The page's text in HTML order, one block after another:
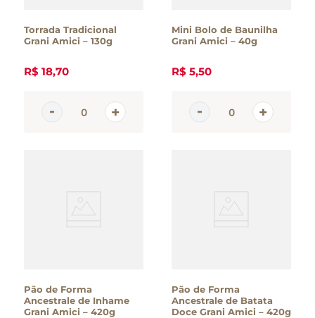
Torrada Tradicional
Grani Amici – 130g
R$ 18,70
Mini Bolo de Baunilha
Grani Amici – 40g
R$ 5,50
Pão de Forma
Ancestrale de Inhame
Grani Amici – 420g
Pão de Forma
Ancestrale de Batata
Doce Grani Amici – 420g